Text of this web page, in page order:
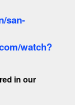
san-
watch?
in our